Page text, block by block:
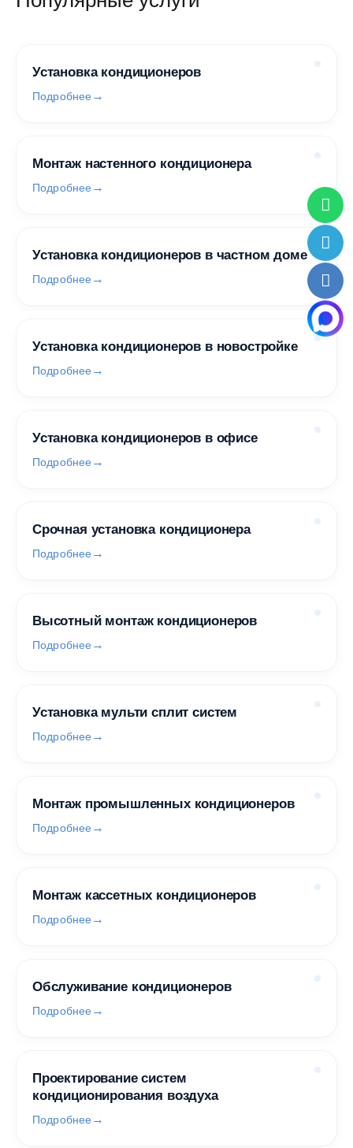
Установка кондиционеров
Подробнее
Монтаж настенного кондиционера
Подробнее
Установка кондиционеров в частном доме
Подробнее
Установка кондиционеров в новостройке
Подробнее
Установка кондиционеров в офисе
Подробнее
Срочная установка кондиционера
Подробнее
Высотный монтаж кондиционеров
Подробнее
Установка мульти сплит систем
Подробнее
Монтаж промышленных кондиционеров
Подробнее
Монтаж кассетных кондиционеров
Подробнее
Обслуживание кондиционеров
Подробнее
Проектирование систем
кондиционирования воздуха
Подробнее